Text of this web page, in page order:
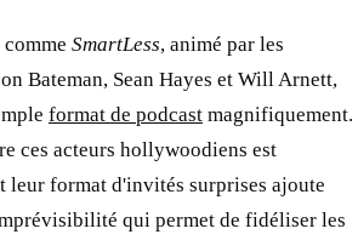
SmartLess, animé par les
Bateman, Sean Hayes et Will Arnett,
format de podcast magnifiquement.
ces acteurs hollywoodiens est
leur format d'invités surprises ajoute
qui permet de fidéliser les